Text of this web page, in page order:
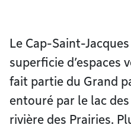
Le Cap-Saint-
superficie d’espaces
fait partie du Grand
entouré par le lac
rivière des Prairies.